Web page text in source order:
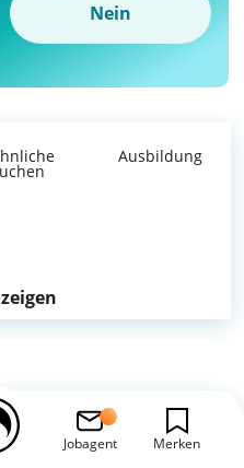
Jobagent Merken
Nein
Ausbildung